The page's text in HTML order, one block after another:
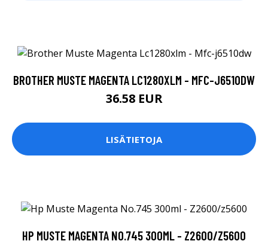
BROTHER MUSTE MAGENTA LC1280XLM - MFC-J6510DW
36.58 EUR
LISÄTIETOJA
HP MUSTE MAGENTA NO.745 300ML - Z2600/Z5600